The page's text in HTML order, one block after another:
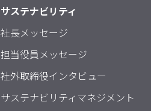
サステナビリティ
社長メッセージ
担当役員メッセージ
社外取締役インタビュー
サステナビリティマネジメント